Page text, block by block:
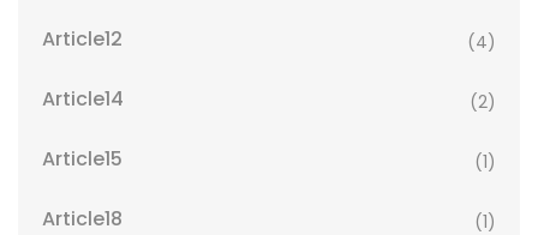
Article12 (4)
Article14 (2)
Article15 (1)
Article18 (1)